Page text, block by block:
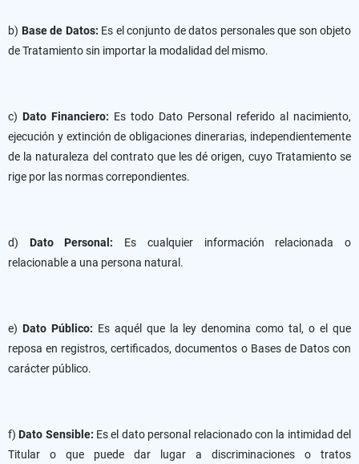
b) Base de Datos: Es el conjunto de datos personales que son objeto
de Tratamiento sin importar la modalidad del mismo.
c) Dato Financiero: Es todo Dato Personal referido al nacimiento,
ejecución y extinción de obligaciones dinerarias, independientemente
de la naturaleza del contrato que les dé origen, cuyo Tratamiento se
rige por las normas correpondientes.
d) Dato Personal: Es cualquier información relacionada o
relacionable a una persona natural.
e) Dato Público: Es aquél que la ley denomina como tal, o el que
reposa en registros, certificados, documentos o Bases de Datos con
carácter público.
f)Dato Sensible: Es el dato personal relacionado con la intimidad del
Titular o que puede dar lugar a discriminaciones o tratos